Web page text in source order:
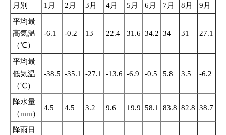
月別
1月 2月 3月 4月 5月 6月 7月 8月 9月
平均最
高気温
（℃）
-6.1 -0.2 13 22.4 31.6 34.2 34 31 27.1
平均最
低気温
（℃）
-38.5 -35.1 -27.1 -13.6 -6.9 -0.5 5.8 3.5 -6.2
降水量
（mm）
4.5 4.5 3.2 9.6 19.9 58.1 83.8 82.8 38.7
降雨日